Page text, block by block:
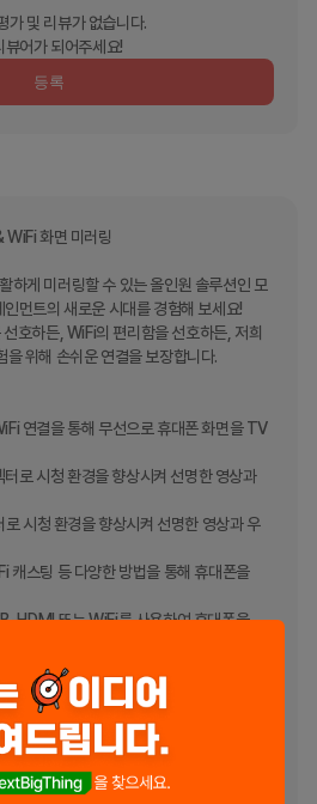
가 및 리뷰가 없습니다.
뷰어가 되어주세요!
등록
화면 미러링
하게 미러링할 수 있는 올인원 솔루션인 모
먼트의 새로운 시대를 경험해 보세요!
호하든, WiFi의 편리함을 선호하든, 저희
을 위해 손쉬운 연결을 보장합니다.
연결을 통해 무선으로 휴대폰 화면을 TV
로 시청 환경을 향상시켜 선명한 영상과
시청 환경을 향상시켜 선명한 영상과 우
캐스팅 등 다양한 방법을 통해 휴대폰을
HDMI 또는 WiFi를 사용하여 휴대폰을
캐스팅 경험을 위해 USB-HDMI 커넥터
.
터테인먼트 허브로 바꾸고 좋아하는 콘